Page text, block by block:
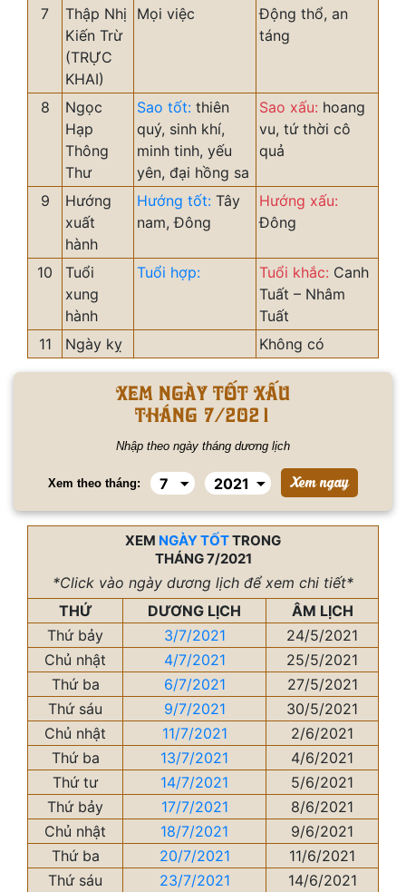
7
Thập Nhị
Kiến Trừ
(TRỰC
KHAI)
Mọi việc
Động thổ, an
táng
8
Ngọc
Hạp
Thông
Thư
Sao tốt: thiên
quý, sinh khí,
minh tinh, yếu
yên, đại hồng sa
Sao xấu: hoang
vu, tứ thời cô
quả
9
Hướng
xuất
hành
Hướng tốt: Tây
nam, Đông
Hướng xấu:
Đông
10
Tuổi
xung
hành
Tuổi hợp: Tuổi khắc: Canh
Tuất – Nhâm
Tuất
11
Ngày kỵ Không có
Xem ngày tốt xấu
tháng 7/2021
Nhập theo ngày tháng dương lịch
Xem theo tháng:
XEM NGÀY TỐTTRONG
THÁNG 7/2021
*Click vào ngày dương lịch để xem chi tiết*
THỨ
DƯƠNG LỊCH
ÂM LỊCH
Thứ bảy
3/7/2021
24/5/2021
Chủ nhật
4/7/2021
25/5/2021
Thứ ba
6/7/2021
27/5/2021
Thứ sáu
9/7/2021
30/5/2021
Chủ nhật
11/7/2021
2/6/2021
Thứ ba
13/7/2021
4/6/2021
Thứ tư
14/7/2021
5/6/2021
Thứ bảy
17/7/2021
8/6/2021
Chủ nhật
18/7/2021
9/6/2021
Thứ ba
20/7/2021
11/6/2021
Thứ sáu
23/7/2021
14/6/2021